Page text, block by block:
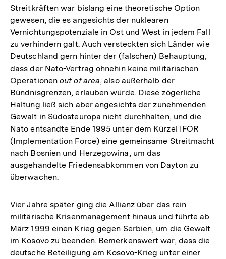
Streitkräften war bislang eine theoretische Option
gewesen, die es angesichts der nuklearen
Vernichtungspotenziale in Ost und West in jedem Fall
zu verhindern galt. Auch versteckten sich Länder wie
Deutschland gern hinter der (falschen) Behauptung,
dass der Nato-Vertrag ohnehin keine militärischen
Operationenout of area, also außerhalb der
Bündnisgrenzen, erlauben würde. Diese zögerliche
Haltung ließ sich aber angesichts der zunehmenden
Gewalt in Südosteuropa nicht durchhalten, und die
Nato entsandte Ende 1995 unter dem Kürzel IFOR
(Implementation Force) eine gemeinsame Streitmacht
nach Bosnien und Herzegowina, um das
ausgehandelte Friedensabkommen von Dayton zu
überwachen.
Vier Jahre später ging die Allianz über das rein
militärische Krisenmanagement hinaus und führte ab
März 1999 einen Krieg gegen Serbien, um die Gewalt
im Kosovo zu beenden. Bemerkenswert war, dass die
deutsche Beteiligung am Kosovo-Krieg unter einer